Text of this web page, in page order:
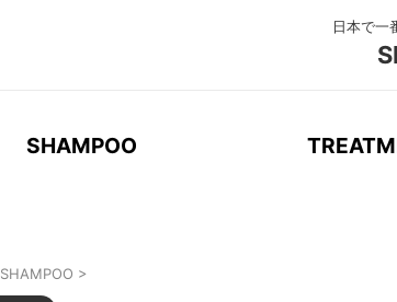
SHAMPOO
SHAMPOO >